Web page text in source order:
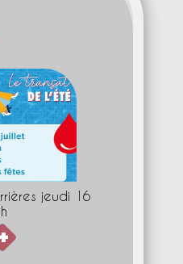
jeudi 16